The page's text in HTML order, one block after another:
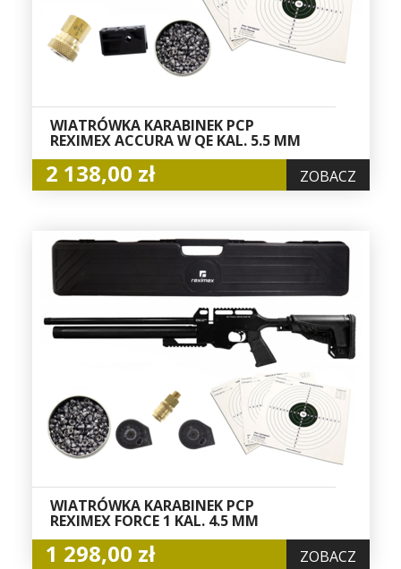
WIATRÓWKA KARABINEK PCP
REXIMEX ACCURA W QE KAL. 5.5 MM
2 138,00 zł ZOBACZ
WIATRÓWKA KARABINEK PCP
REXIMEX FORCE 1 KAL. 4.5 MM
1 298,00 zł ZOBACZ